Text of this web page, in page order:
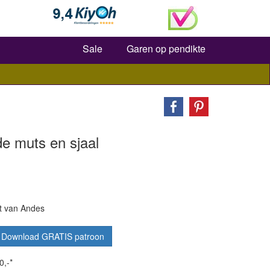
Zoeken
Sale Garen op pendikte
muts en sjaal
van Andes
Download GRATIS patroon
*